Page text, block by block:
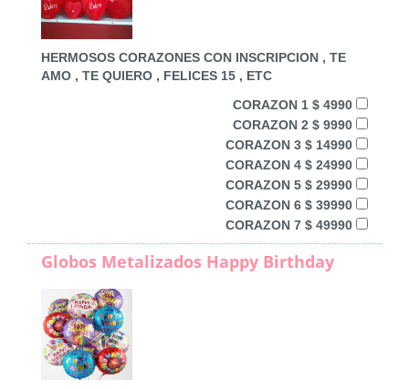
HERMOSOS CORAZONES CON INSCRIPCION , TE
AMO , TE QUIERO , FELICES 15 , ETC
CORAZON 1 $ 4990
CORAZON 2 $ 9990
CORAZON 3 $ 14990
CORAZON 4 $ 24990
CORAZON 5 $ 29990
CORAZON 6 $ 39990
CORAZON 7 $ 49990
Globos Metalizados Happy Birthday